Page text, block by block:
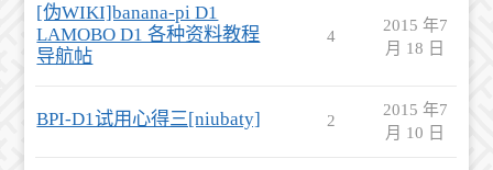
[伪WIKI]banana-pi D1
LAMOBO D1 各种资料教程
导航帖
4
2015 年7
月 18 日
BPI-D1试用心得三[niubaty] 2
2015 年7
月 10 日